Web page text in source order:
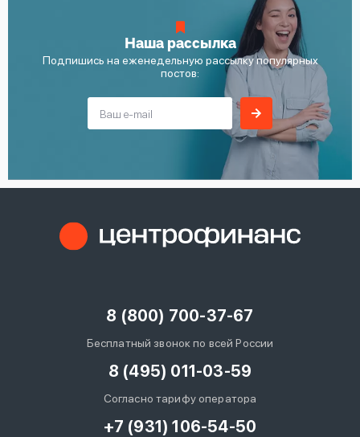
Наша рассылка
Подпишись на еженедельную рассылку популярных
постов:
8 (800) 700-37-67
Бесплатный звонок по всей России
8 (495) 011-03-59
Согласно тарифу оператора
+7 (931) 106-54-50